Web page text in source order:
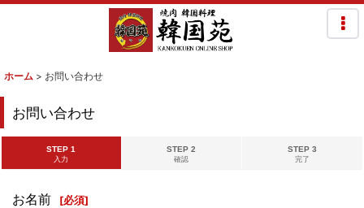
ホーム > お問い合わせ
お問い合わせ
STEP 1
入力
STEP 2
確認
STEP 3
完了
お名前 [必須]